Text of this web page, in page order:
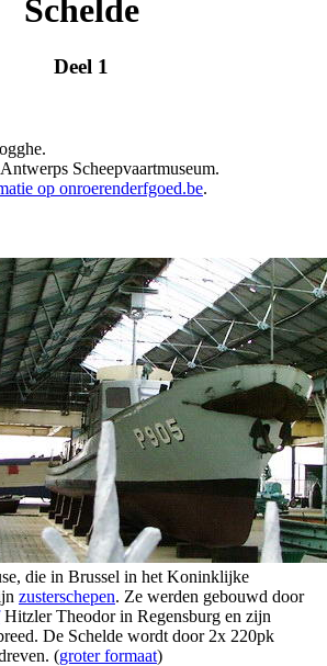
Schelde
Deel 1
Scheepvaartmuseum.
op onroerenderfgoed.be.
die in Brussel in het Koninklijke
zusterschepen. Ze werden gebouwd door
Hitzler Theodor in Regensburg en zijn
De Schelde wordt door 2x 220pk
(groter formaat)